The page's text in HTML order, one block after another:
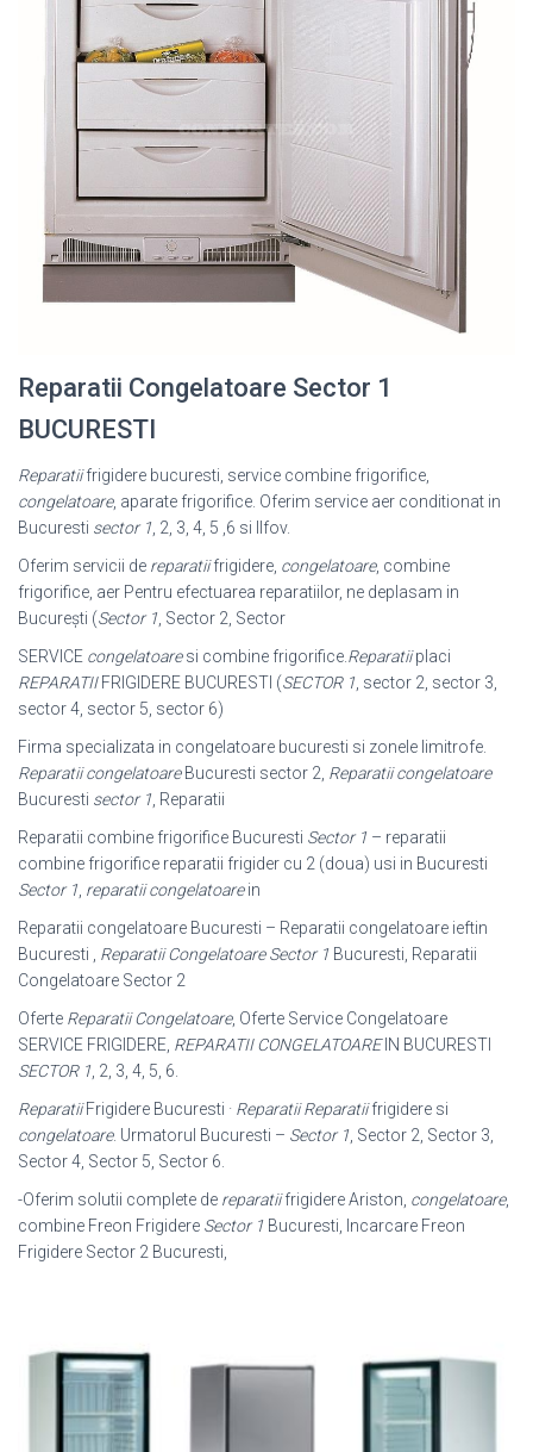
Reparatii Congelatoare Sector 1
BUCURESTI
Reparatiifrigidere bucuresti, service combine frigorifice,
congelatoare, aparate frigorifice. Oferim service aer conditionat in
Bucuresti sector 1 , 2, 3, 4, 5 ,6 si Ilfov.
Oferim servicii de reparatiifrigidere, congelatoare, combine
frigorifice, aer Pentru efectuarea reparatiilor, ne deplasam in
București (Sector 1 , Sector 2, Sector
SERVICE congelatoaresi combine frigorifice. Reparatiiplaci
REPARATIIFRIGIDERE BUCURESTI (SECTOR 1 , sector 2, sector 3,
sector 4, sector 5, sector 6)
Firma specializata in congelatoare bucuresti si zonele limitrofe.
Reparatii congelatoareBucuresti sector 2, Reparatii congelatoare
Bucuresti sector 1 , Reparatii
Reparatii combine frigorifice Bucuresti Sector 1 – reparatii
combine frigorifice reparatii frigider cu 2 (doua) usi in Bucuresti
Sector 1 reparatii congelatoarein
Reparatii congelatoare Bucuresti – Reparatii congelatoare ieftin
Bucuresti , Reparatii Congelatoare Sector 1 Bucuresti, Reparatii
Congelatoare Sector 2
Oferte Reparatii Congelatoare, Oferte Service Congelatoare
SERVICE FRIGIDERE, REPARATII CONGELATOAREIN BUCURESTI
SECTOR 1 , 2, 3, 4, 5 , 6.
ReparatiiFrigidere Bucuresti · Reparatii Reparatiifrigidere si
congelatoare. Urmatorul Bucuresti – Sector 1 , Sector 2, Sector 3,
Sector 4, Sector 5, Sector 6.
-Oferim solutii complete de reparatiifrigidere Ariston, congelatoare,
combine Freon Frigidere Sector 1 Bucuresti, Incarcare Freon
Frigidere Sector 2 Bucuresti,